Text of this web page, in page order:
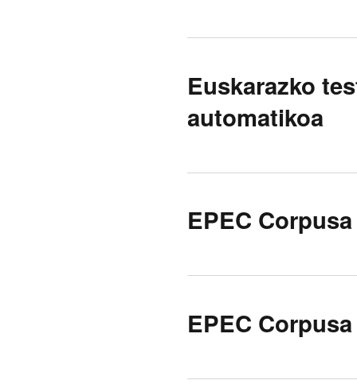
Euskarazko
automatikoa
EPEC
EPEC